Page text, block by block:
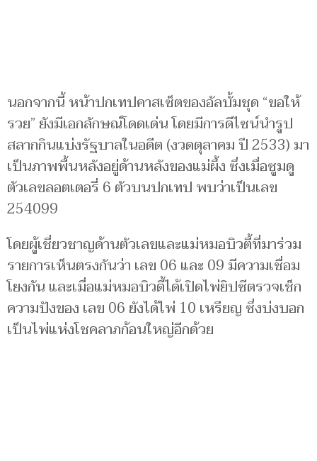
นอกจากนี้ หน้าปกเทปคาสเซ็ตของอัลบั้มชุด “ขอให้
รวย” ยังมีเอกลักษณ์โดดเด่น โดยมีการดีไซน์นำรูป
สลากกินแบ่งรัฐบาลในอดีต (งวดตุลาคม ปี 2533) มา
เป็นภาพพื้นหลังอยู่ด้านหลังของแม่ผึ้ง ซึ่งเมื่อซูมดู
ตัวเลขลอตเตอรี่ 6 ตัวบนปกเทป พบว่าเป็นเลข
254099
โดยผู้เชี่ยวชาญด้านตัวเลขและแม่หมอบิวตี้ที่มาร่วม
รายการเห็นตรงกันว่า เลข 06 และ 09 มีความเชื่อม
โยงกัน และเมื่อแม่หมอบิวตี้ได้เปิดไพ่ยิปซีตรวจเช็ก
ความปังของ เลข 06 ยังได้ไพ่ 10 เหรียญ ซึ่งบ่งบอก
เป็นไพ่แห่งโชคลาภก้อนใหญ่อีกด้วย